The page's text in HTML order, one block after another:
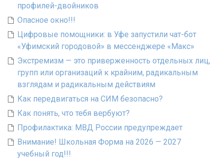
профилей-двойников
Опасное окно!!!
Цифровые помощники: в Уфе запустили чат-бот
«Уфимский городовой» в мессенджере «Макс»
Экстремизм — это приверженность отдельных лиц,
групп или организаций к крайним, радикальным
взглядам и радикальным действиям
Как передвигаться на СИМ безопасно?
Как понять, что тебя вербуют?
Профилактика: МВД России предупреждает
Внимание! Школьная Форма на 2026 — 2027
учебный год!!!